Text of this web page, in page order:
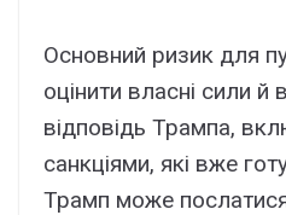
Основний ризик для
оцінити власні сили й
відповідь Трампа,
санкціями, які вже
Трамп може